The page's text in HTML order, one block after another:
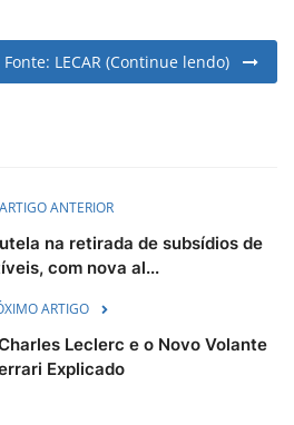
Fonte: LECAR (Continue lendo)
ARTIGO ANTERIOR
na retirada de subsídios de
com nova al...
ARTIGO
Leclerc e o Novo Volante
Explicado